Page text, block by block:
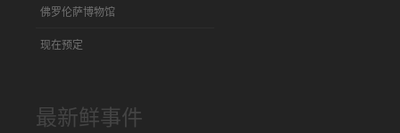
佛罗伦萨博物馆
现在预定
最新鲜事件